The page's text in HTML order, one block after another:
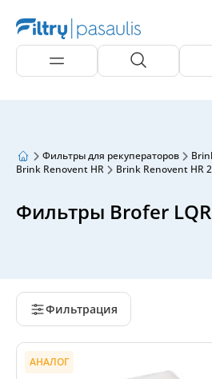
Фильтры для рекуператоров
Brink Renovent HR
Brink Renovent HR
Фильтры Brofer
Фильтрация
АНАЛОГ